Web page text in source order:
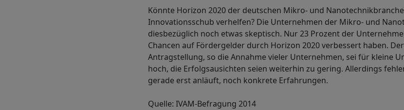
Könnte Horizon 2020 der deutschen Mikro- und
Innovationsschub verhelfen? Die Unternehmen der Mikro- und
diesbezüglich noch etwas skeptisch. Nur 23 Prozent der
Chancen auf Fördergelder durch Horizon 2020 verbessert haben.
Antragstellung, so die Annahme vieler Unternehmen, sei für kleine
hoch, die Erfolgsausichten seien weiterhin zu gering. Allerdings
gerade erst anläuft, noch konkrete Erfahrungen.
Quelle: IVAM-Befragung 2014